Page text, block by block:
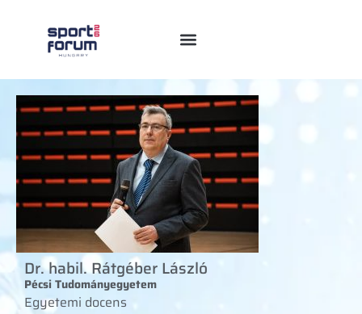
Dr. habil. Rátgéber László
Pécsi Tudományegyetem
Egyetemi docens